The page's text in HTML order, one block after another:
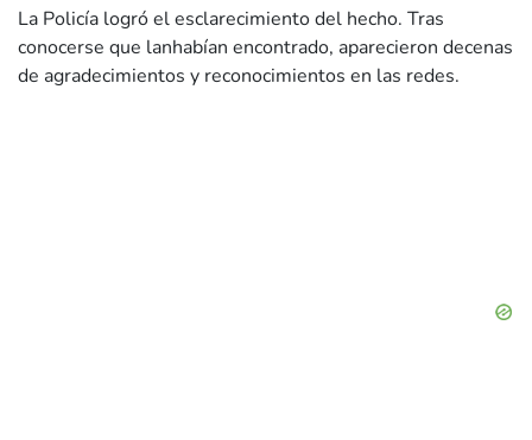
La Policía logró el esclarecimiento del hecho. Tras
conocerse que lanhabían encontrado, aparecieron decenas
de agradecimientos y reconocimientos en las redes.